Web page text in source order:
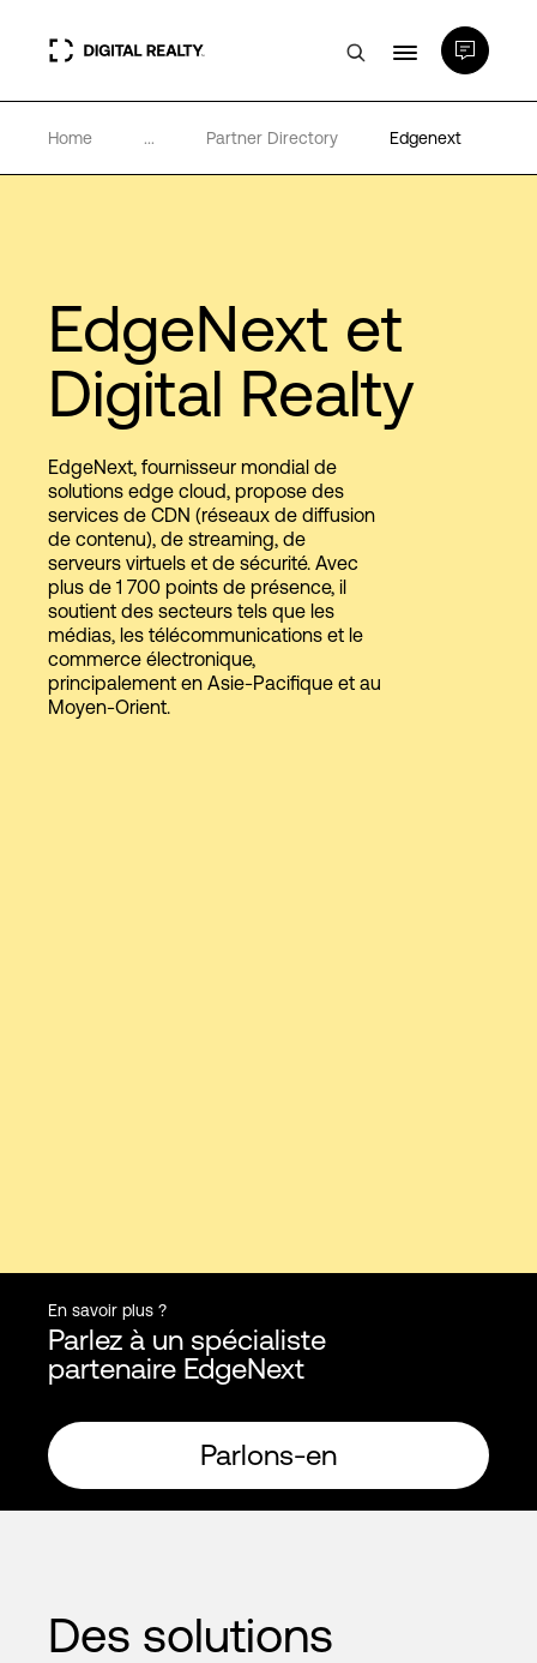
Data Centers
Expertise et ressources
A propos de nous
Language
Connexion
Home ... Partner Directory Edgenext
EdgeNext et
Digital Realty
EdgeNext, fournisseur mondial de
solutions edge cloud, propose des
services de CDN (réseaux de diffusion
de contenu), de streaming, de
serveurs virtuels et de sécurité. Avec
plus de 1 700 points de présence, il
soutient des secteurs tels que les
médias, les télécommunications et le
commerce électronique,
principalement en Asie-Pacifique et au
Moyen-Orient.
En savoir plus ?
Parlez à un spécialiste
partenaire EdgeNext
Parlons-en
Des solutions